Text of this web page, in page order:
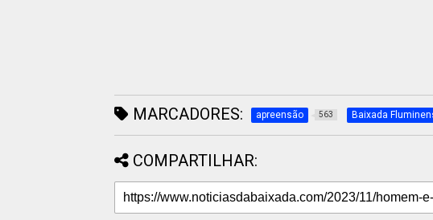
MARCADORES: apreensão 563 Baixada
COMPARTILHAR: